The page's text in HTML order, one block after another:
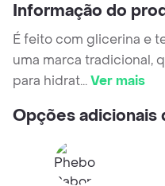
Informação do
É feito com glicerina e
uma marca tradicional,
para hidrat...Ver mais
Opções adicionais